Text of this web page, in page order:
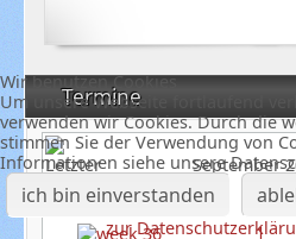
Termine
September
So
Mo
1
Wir benutzen Cookies
Um unsere Webseite fortlaufend
verwenden wir Cookies. Durch die
stimmen Sie der Verwendung von
Informationen siehe unsere
ich bin einverstanden
zur